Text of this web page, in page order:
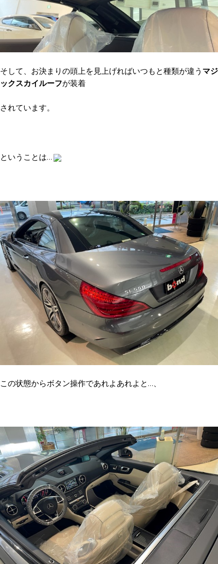
そして、お決まりの頭上を見上げればいつもと種類が違う マジ
ックスカイルーフが装着
されています。
ということは…
この状態からボタン操作であれよあれよと…、